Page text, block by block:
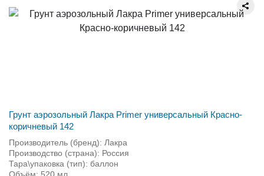
Грунт аэрозольный Лакра Primer универсальный Красно-
коричневый 142
Производитель (бренд): Лакра
Производство (страна): Россия
Тара\упаковка (тип): баллон